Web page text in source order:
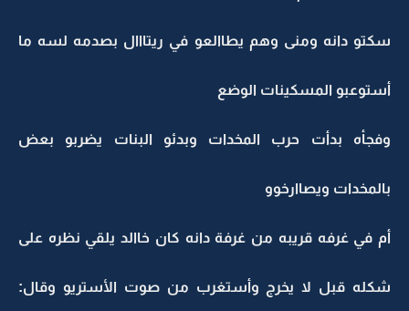
سكتو دانه ومنى وهم يطاالعو في ريتااال بصدمه لسه ما
أستوعبو المسكينات الوضع
وفجأه بدأت حرب المخدات وبدئو البنات يضربو بعض
بالمخدات ويصاارخوو
أم في غرفه قريبه من غرفة دانه كان خاالد يلقي نظره على
شكله قبل لا يخرج وأستغرب من صوت الأستريو وقال: